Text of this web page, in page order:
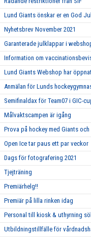
Lund Giants önskar er en God
Nyhetsbrev November 2021
Garanterade julklappar i
Information om
Lund Giants Webshop har
Anmälan för Lunds
Semifinaldax för Team07 i GIC-
Målvaktscampen är igång
Prova på hockey med Giants och
Open Ice tar paus ett par veckor
Dags för fotografering 2021
Tjejträning
Premiärhelg!!
Premiär på lilla rinken idag
Personal till kiosk & uthyrning
Utbildningstillfälle för